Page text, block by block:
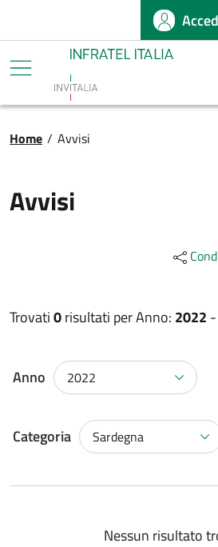
Salta al contenuto principale
Infratel
Briciole di pane
Home / Avvisi
Avvisi
Trovati0risultati perAnno: 2022 -
Anno 2022
Categoria Sardegna
Nessun risultato